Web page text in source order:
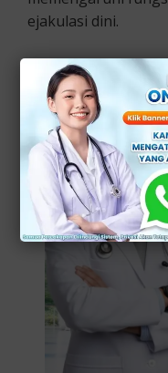
ejakulasi dini.